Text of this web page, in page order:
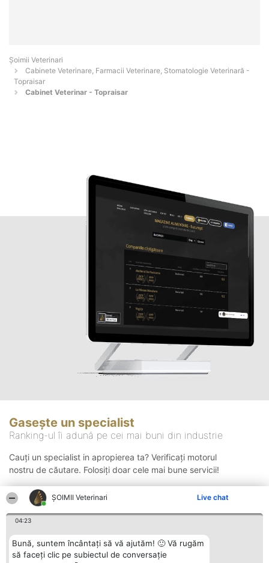
ȘOIMII Veterinari Live chat
04:23
Bună, suntem încântați să vă ajutăm! 🙂 Vă rugăm
să faceți clic pe subiectul de conversație
Șoimii Veterinari
Cabinete Veterinare, Farmacii Veterinare, Stomatologie Veterinară -
Topraisar
Cabinet Veterinar - Topraisar
Gasește un specialist
Ranking-ul îi adună pe cei mai buni din industrie
Cauți un specialist in apropierea ta? Verificați motorul
nostru de căutare. Folosiți doar cele mai bune servicii!